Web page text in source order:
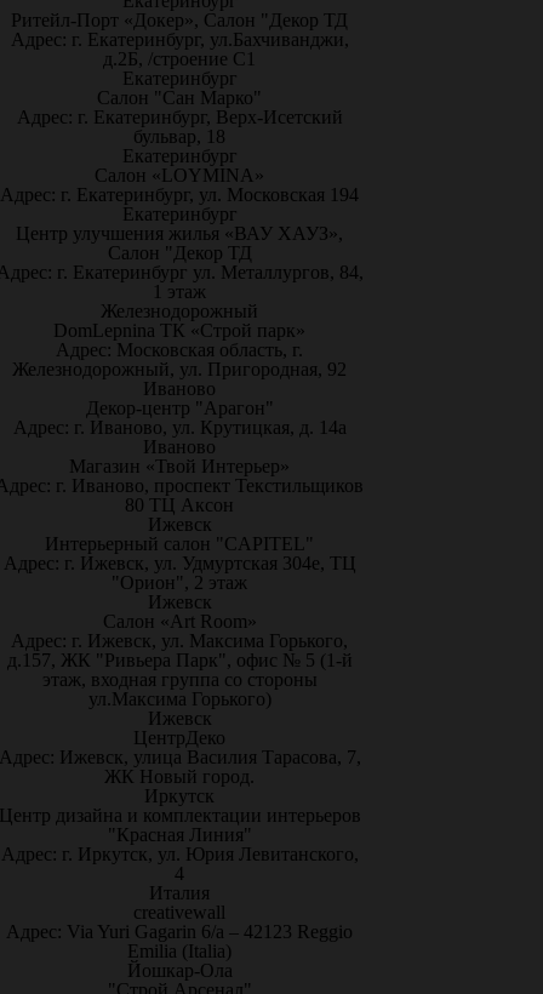
Ритейл-Порт «Докер», Салон "Декор ТД
Адрес: г. Екатеринбург, ул.Бахчиванджи,
д.2Б, /строение С1
Екатеринбург
Салон "Сан Марко"
Адрес: г. Екатеринбург, Верх-Исетский
бульвар, 18
Екатеринбург
Салон «LOYMINA»
Адрес: г. Екатеринбург, ул. Московская 194
Екатеринбург
Центр улучшения жилья «ВАУ ХАУЗ»,
Салон "Декор ТД
г. Екатеринбург ул. Металлургов, 84,
1 этаж
Железнодорожный
DomLepnina ТК «Строй парк»
Адрес: Московская область, г.
Железнодорожный, ул. Пригородная, 92
Иваново
Декор-центр "Арагон"
Адрес: г. Иваново, ул. Крутицкая, д. 14а
Иваново
Магазин «Твой Интерьер»
г. Иваново, проспект Текстильщиков
80 ТЦ Аксон
Ижевск
Интерьерный салон "CAPITEL"
Адрес: г. Ижевск, ул. Удмуртская 304е, ТЦ
"Орион", 2 этаж
Ижевск
Салон «Art Room»
Адрес: г. Ижевск, ул. Максима Горького,
д.157, ЖК "Ривьера Парк", офис № 5 (1-й
этаж, входная группа со стороны
ул.Максима Горького)
Ижевск
ЦентрДеко
Ижевск, улица Василия Тарасова, 7,
ЖК Новый город.
Иркутск
дизайна и комплектации интерьеров
"Красная Линия"
Адрес: г. Иркутск, ул. Юрия Левитанского,
4
Италия
creativewall
Адрес: Via Yuri Gagarin 6/a – 42123 Reggio
Emilia (Italia)
Йошкар-Ола
"Строй Арсенал"